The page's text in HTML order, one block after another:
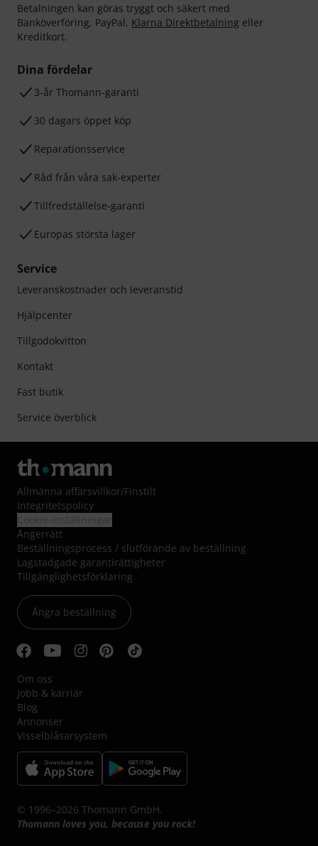
Betalningen kan göras tryggt och säkert med
Banköverföring, PayPal, Klarna Direktbetalning eller
Kreditkort.
Dina fördelar
3-år Thomann-garanti
30 dagars öppet köp
Reparationsservice
Råd från våra sak-experter
Tillfredställelse-garanti
Europas största lager
Service
Leveranskostnader och leveranstid
Hjälpcenter
Tillgodokvitton
Kontakt
Fast butik
Service överblick
Allmänna affärsvillkor/Finstilt
Integritetspolicy
Ångerrätt
Beställningsprocess / slutförande av beställning
Lagstadgade garantirättigheter
Tillgänglighetsförklaring
Ångra beställning
Om oss
Jobb & karriär
Blog
Annonser
Visselblåsarsystem
© 1996–2026 Thomann GmbH.
Thomann loves you, because you rock!